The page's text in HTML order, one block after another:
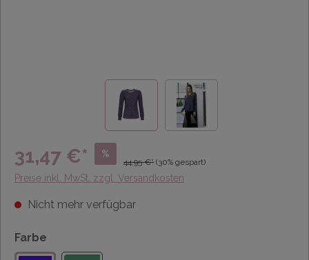
31,47 €* %
44,95 €* (30% gespart)
Preise inkl. MwSt. zzgl. Versandkosten
Nicht mehr verfügbar
Farbe